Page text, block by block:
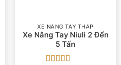
XE NÂNG TAY THẤP
Xe Nâng Tay Niuli 2 Đến
5 Tấn